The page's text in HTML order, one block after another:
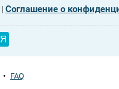
| Соглашение о
• FAQ